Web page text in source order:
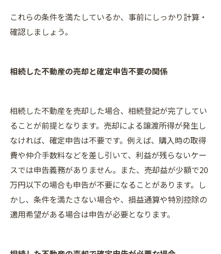
これらの条件を満たしているか、事前にしっかり計算・
確認しましょう。
相続した不動産の売却と確定申告不要の関係
相続した不動産を売却した場合、相続登記が完了してい
ることが前提となります。売却による譲渡所得が発生し
なければ、確定申告は不要です。例えば、購入時の取得
費や仲介手数料などを差し引いて、利益が残らないケー
スでは申告義務がありません。また、売却益が少額で20
万円以下の場合も申告が不要になることがあります。し
かし、条件を満たさない場合や、損益通算や特別控除の
適用希望がある場合は申告が必要となります。